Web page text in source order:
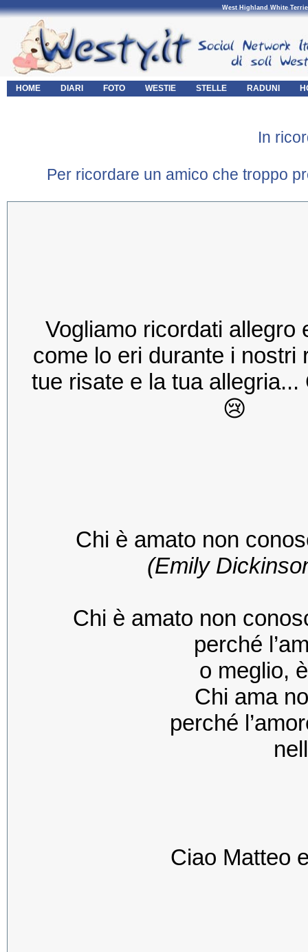
West Highland White
HOME DIARI FOTO WESTIE STELLE RADUNI
In
Per ricordare un amico che troppo
Vogliamo ricordati allegro
come lo eri durante i nostri
tue risate e la tua allegria...
😢
Chi è amato non
(Emily
Chi è amato non
perché
o meglio,
Chi ama
perché
Ciao Matteo